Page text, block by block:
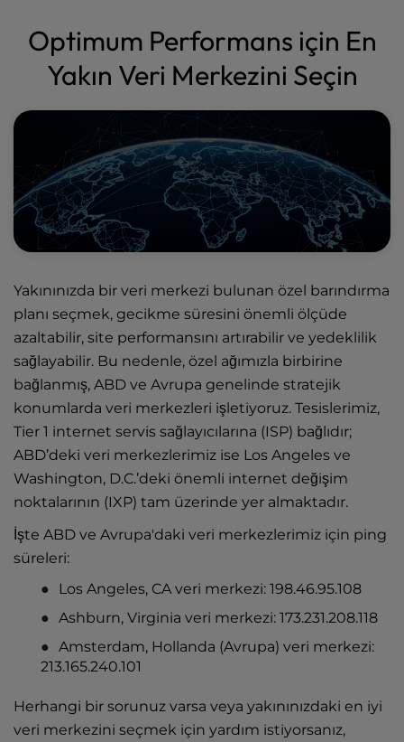
Optimum Performans için En
Yakın Veri Merkezini Seçin
Yakınınızda bir veri merkezi bulunan özel barındırma
planı seçmek, gecikme süresini önemli ölçüde
azaltabilir, site performansını artırabilir ve yedeklilik
sağlayabilir. Bu nedenle, özel ağımızla birbirine
bağlanmış, ABD ve Avrupa genelinde stratejik
konumlarda veri merkezleri işletiyoruz. Tesislerimiz,
Tier 1 internet servis sağlayıcılarına (ISP) bağlıdır;
ABD’deki veri merkezlerimiz ise Los Angeles ve
Washington, D.C.’deki önemli internet değişim
noktalarının (IXP) tam üzerinde yer almaktadır.
İşte ABD ve Avrupa'daki veri merkezlerimiz için ping
süreleri:
Los Angeles, CA veri merkezi: 198.46.95.108
Ashburn, Virginia veri merkezi: 173.231.208.118
Amsterdam, Hollanda (Avrupa) veri merkezi:
213.165.240.101
Herhangi bir sorunuz varsa veya yakınınızdaki en iyi
veri merkezini seçmek için yardım istiyorsanız,